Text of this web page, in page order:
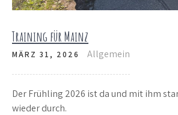
Training für Mainz
MÄRZ 31, 2026 Allgemein
Der Frühling 2026 ist da und mit ihm
wieder durch.